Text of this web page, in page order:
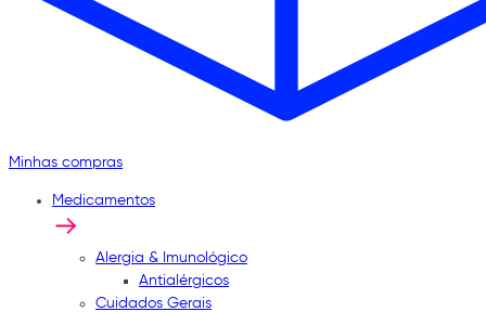
Minhas compras
Medicamentos
Alergia & Imunológico
Antialérgicos
Cuidados Gerais